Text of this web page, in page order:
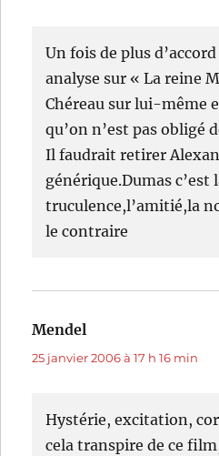
Un fois de plus
analyse sur « La reine
Chéreau sur lui-même
qu’on n’est pas obligé
Il faudrait retirer
générique.Dumas c’est
truculence,l’amitié,la
le contraire
Mendel
25 janvier 2006 à 17 h 16 min
Hystérie, excitation,
cela transpire de ce